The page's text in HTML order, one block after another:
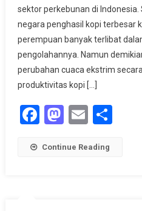
sektor perkebunan di
negara penghasil kopi terbesar
perempuan banyak terlibat
pengolahannya. Namun
perubahan cuaca ekstrim
produktivitas kopi […]
Facebook
Mastodon
Email
Continue Reading